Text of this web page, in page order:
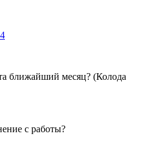
ближайший месяц? (Колода
с работы?